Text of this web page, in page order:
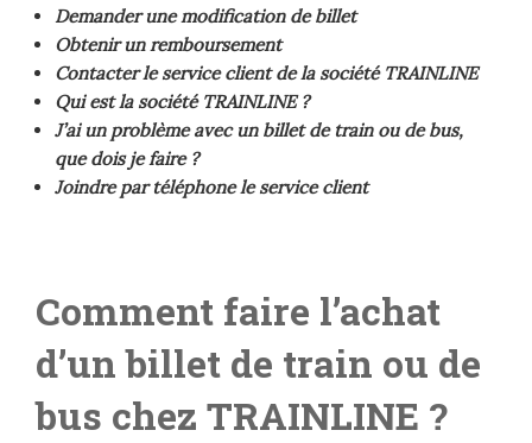
Demander une modification de billet
Obtenir un remboursement
Contacter le service client de la société TRAINLINE
Qui est la société TRAINLINE ?
J’ai un problème avec un billet de train ou de bus,
que dois je faire ?
Joindre par téléphone le service client
Comment faire l’achat
d’un billet de train ou de
bus chez TRAINLINE ?